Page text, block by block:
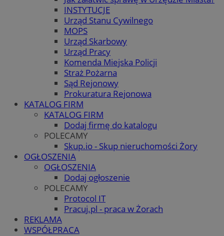
INSTYTUCJE
Urząd Stanu Cywilnego
MOPS
Urząd Skarbowy
Urząd Pracy
Komenda Miejska Policji
Straż Pożarna
Sąd Rejonowy
Prokuratura Rejonowa
KATALOG FIRM
KATALOG FIRM
Dodaj firmę do katalogu
POLECAMY
Skup.io - Skup nieruchomości Żory
OGŁOSZENIA
OGŁOSZENIA
Dodaj ogłoszenie
POLECAMY
Protocol IT
Pracuj.pl - praca w Żorach
REKLAMA
WSPÓŁPRACA